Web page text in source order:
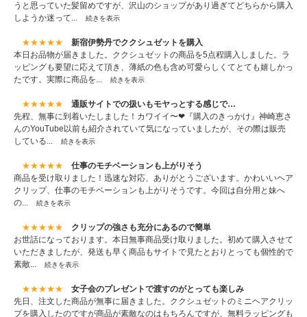
うと思っていた髪留めですが、沢山のショップがあり過ぎてどちらから購入
しようか迷って...
続きを表示
★★★★★
新宿伊勢丹でククシュゼットを購入
本日お品物が届きました。ククシュゼットの商品を5点程購入しました。ラ
ッピングも要望に応えて頂き、薄紙の色も含め可愛らしくてとても嬉しかっ
たです。実際に商品を...
続きを表示
★★★★★
通販サイトでの扱いもモヤっとする感じで…
先程、無事に到着いたしました！カワイイ〜❤『購入のきっかけ』神崎恵さ
んのYouTube以前も紹介されていて気になっていましたが、その際は販売
している...
続きを表示
★★★★★
仕事のモチベーションも上がりそう
商品を受け取りました！迅速な対応、ありがとうございます。かわいいヘア
クリップ、仕事のモチベーションも上がりそうです。今回は自分用と妹へ
の...
続きを表示
★★★★★
クリップの強さも充分にあるので簡単
お世話になっております。本日無事商品受け取りました。初めて購入させて
いただきましたが、発送も早く商品もサイトで見たとおりとっても個性的で
素敵...
続きを表示
★★★★★
女子会のプレゼントで渡すのがとっても楽しみ
先日、注文した商品が無事に届きました。ククシュゼットのミニヘアクリッ
プを購入したのですが商品が素敵なのはもちろんですが、無料ラッピングも